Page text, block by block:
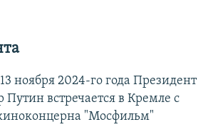
ноября 2024-го года Президент
встречается в Кремле с
"Мосфильм"